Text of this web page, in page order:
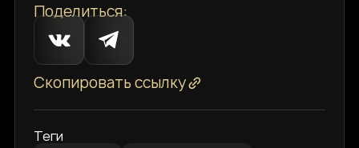
Поделиться:
Скопировать ссылку
Теги